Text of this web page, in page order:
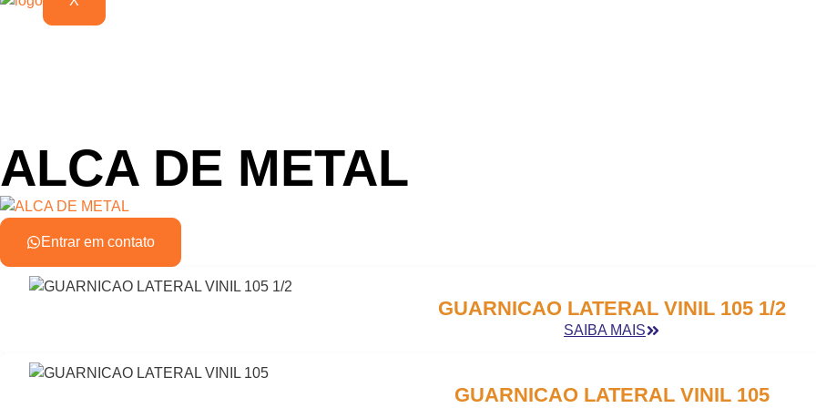
ALCA DE METAL
Entrar em contato
GUARNICAO LATERAL VINIL 105 1/2
SAIBA MAIS
GUARNICAO LATERAL VINIL 105